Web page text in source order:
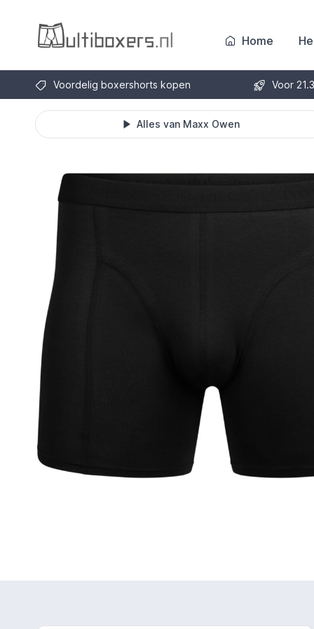
Home
Voordelig boxershorts kopen Voor
Alles van Maxx Owen